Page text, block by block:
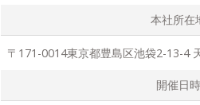
本社所在
〒171-0014東京都豊島区池袋2-13-4
開催日時